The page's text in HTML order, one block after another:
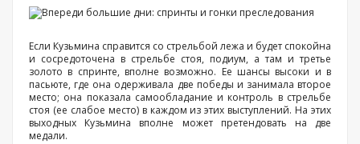
Если Кузьмина справится со стрельбой лежа и будет спокойна
и сосредоточена в стрельбе стоя, подиум, а там и третье
золото в спринте, вполне возможно. Ее шансы высоки и в
пасьюте, где она одерживала две победы и занимала второе
место; она показала самообладание и контроль в стрельбе
стоя (ее слабое место) в каждом из этих выступлений. На этих
выходных Кузьмина вполне может претендовать на две
медали.